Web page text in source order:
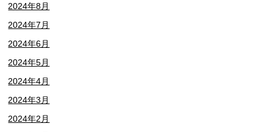
2024年8月
2024年7月
2024年6月
2024年5月
2024年4月
2024年3月
2024年2月